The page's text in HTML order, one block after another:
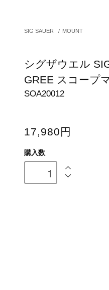
SIG SAUER / MOUNT
シグザウエル
GREE スコープ
SOA20012
17,980円
購入数